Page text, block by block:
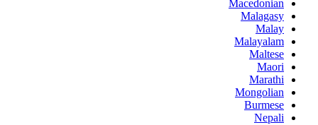
Macedonian
Malagasy
Malay
Malayalam
Maltese
Maori
Marathi
Mongolian
Burmese
Nepali